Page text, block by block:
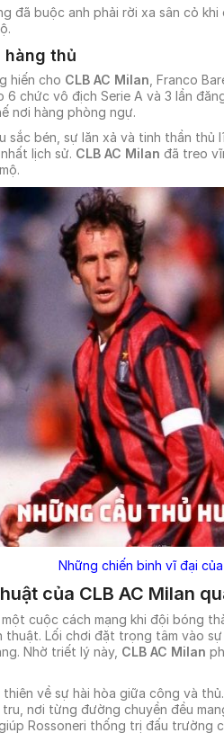
đã buộc anh phải rời xa sân cỏ
hàng thủ
hiến cho CLB AC Milan , Franco
chức vô địch Serie A và 3 lần
nơi hàng phòng ngự.
sắc bén, sự lăn xả và tinh thần
lịch sử. CLB AC Milan đã treo
Những chiến binh vĩ đại của
của CLB AC Milan
cuộc cách mạng khi đội bóng
thuật. Lối chơi đặt trọng tâm vào
Nhờ triết lý này, CLB AC Milan
về sự hài hòa giữa công và
nơi từng đường chuyền đều
Rossoneri thống trị đấu trường